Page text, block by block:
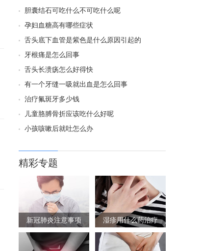
胆囊结石可吃什么不可吃什么呢
孕妇血糖高有哪些症状
舌头底下血管是紫色是什么原因引起的
牙根痛是怎么回事
舌头长溃疡怎么好得快
有一个牙缝一吸就出血是怎么回事
治疗氟斑牙多少钱
儿童胳膊骨折应该吃什么好呢
小孩咳嗽后就吐怎么办
精彩专题
新冠肺炎注意事项 湿疹用什么药治疗